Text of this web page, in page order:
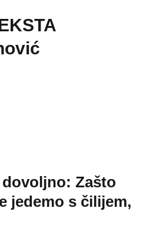
Zašto
jedemo s čilijem,